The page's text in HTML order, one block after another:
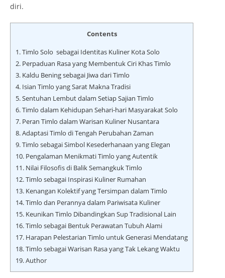
diri.
Contents
1.Timlo Solo sebagai Identitas Kuliner Kota Solo
2. Perpaduan Rasa yang Membentuk Ciri Khas Timlo
3. Kaldu Bening sebagai Jiwa dari Timlo
4. Isian Timlo yang Sarat Makna Tradisi
5.Sentuhan Lembut dalam Setiap Sajian Timlo
6.Timlo dalam Kehidupan Sehari-hari Masyarakat Solo
7. Peran Timlo dalam Warisan Kuliner Nusantara
8.Adaptasi Timlo di Tengah Perubahan Zaman
9.Timlo sebagai Simbol Kesederhanaan yang Elegan
10. Pengalaman Menikmati Timlo yang Autentik
11. Nilai Filosofis di Balik Semangkuk Timlo
12.Timlo sebagai Inspirasi Kuliner Rumahan
13. Kenangan Kolektif yang Tersimpan dalam Timlo
14.Timlo dan Perannya dalam Pariwisata Kuliner
15. Keunikan Timlo Dibandingkan Sup Tradisional Lain
16.Timlo sebagai Bentuk Perawatan Tubuh Alami
17. Harapan Pelestarian Timlo untuk Generasi Mendatang
18.Timlo sebagai Warisan Rasa yang Tak Lekang Waktu
19.Author